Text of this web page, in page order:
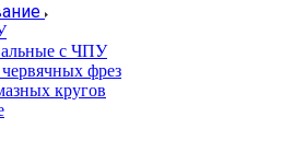
с ЧПУ
фрез
кругов